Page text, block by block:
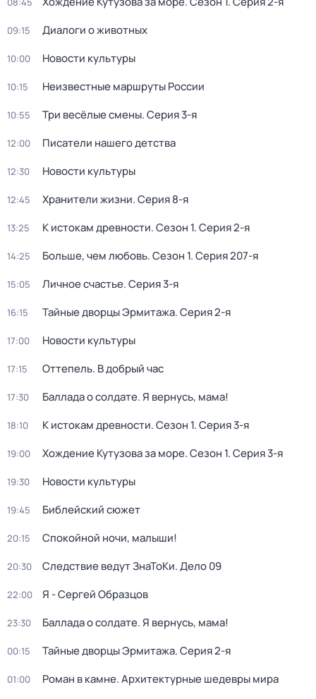
09:15 Диалоги о животных
10:00 Новости культуры
10:15 Неизвестные маршруты России
10:55 Три весёлые смены. Серия 3-я
12:00 Писатели нашего детства
12:30 Новости культуры
12:45 Хранители жизни. Серия 8-я
13:25 К истокам древности. Сезон 1. Серия 2-я
14:25 Больше, чем любовь. Сезон 1. Серия 207-я
15:05 Личное счастье. Серия 3-я
16:15 Тайные дворцы Эрмитажа. Серия 2-я
17:00 Новости культуры
17:15 Оттепель. В добрый час
17:30 Баллада о солдате. Я вернусь, мама!
18:10 К истокам древности. Сезон 1. Серия 3-я
19:00 Хождение Кутузова за море. Сезон 1. Серия 3-я
19:30 Новости культуры
19:45 Библейский сюжет
20:15 Спокойной ночи, малыши!
20:30 Следствие ведут ЗнаТоКи. Дело 09
22:00 Я - Сергей Образцов
23:30 Баллада о солдате. Я вернусь, мама!
00:15 Тайные дворцы Эрмитажа. Серия 2-я
01:00 Роман в камне. Архитектурные шедевры мира